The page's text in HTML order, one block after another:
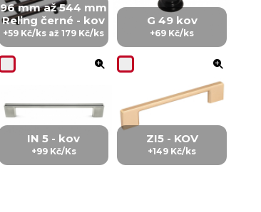
96 mm až 544 mm
Reling černé - kov
+59 Kč/ks až 179 Kč/ks
G 49 kov
+69 Kč/ks
IN 5 - kov
+99 Kč/Ks
ZI5 - KOV
+149 Kč/ks